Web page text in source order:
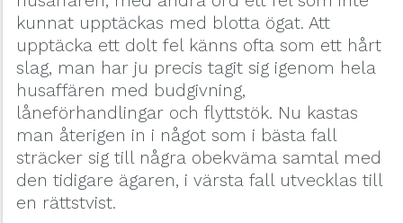
kunnat upptäckas med blotta ögat. Att
upptäcka ett dolt fel känns ofta som ett hårt
slag, man har ju precis tagit sig igenom hela
husaffären med budgivning,
låneförhandlingar och flyttstök. Nu kastas
man återigen in i något som i bästa fall
sträcker sig till några obekväma samtal med
den tidigare ägaren, i värsta fall utvecklas till
en rättstvist.